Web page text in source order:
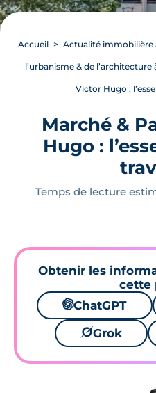
Accueil Actualité immobilière
l’urbanisme & de l’architecture
Victor Hugo :
Marché &
Hugo :
Temps de lecture
Obtenir les
cette
🌌ChatGPT
🪐Grok